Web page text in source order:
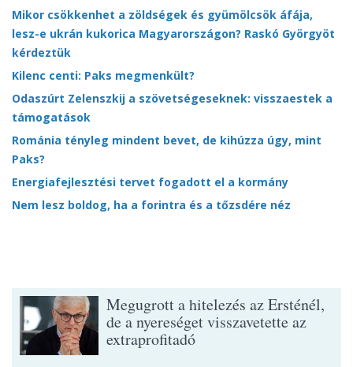
Mikor csökkenhet a zöldségek és gyümölcsök áfája,
lesz-e ukrán kukorica Magyarországon? Raskó Györgyöt
kérdeztük
Kilenc centi: Paks megmenkült?
Odaszúrt Zelenszkij a szövetségeseknek: visszaestek a
támogatások
Románia tényleg mindent bevet, de kihúzza úgy, mint
Paks?
Energiafejlesztési tervet fogadott el a kormány
Nem lesz boldog, ha a forintra és a tőzsdére néz
Megugrott a hitelezés az Ersténél,
de a nyereséget visszavetette az
extraprofitadó